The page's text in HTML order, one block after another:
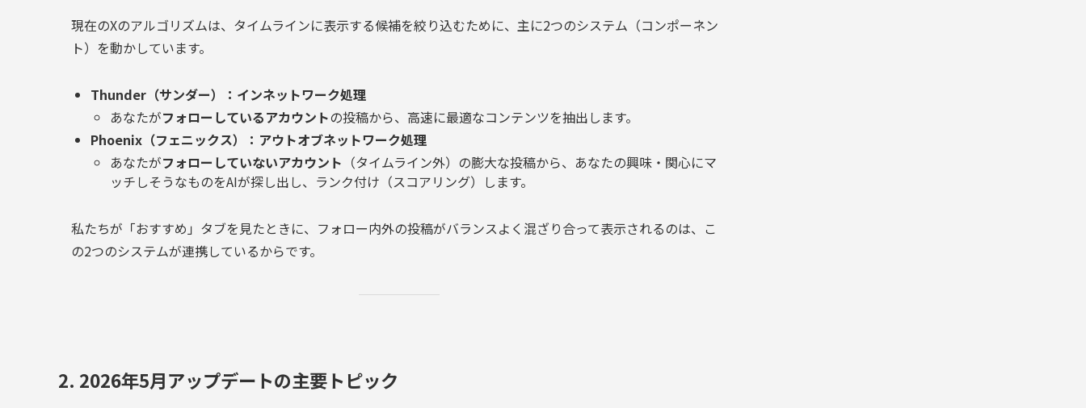
現在のXのアルゴリズムは、タイムラインに表示する候補を絞り込むために、主に2つのシステム（コンポーネン
ト）を動かしています。
Thunder（サンダー）：インネットワーク処理
あなたがフォローしているアカウントの投稿から、高速に最適なコンテンツを抽出します。
Phoenix（フェニックス）：アウトオブネットワーク処理
あなたがフォローしていないアカウント （タイムライン外）の膨大な投稿から、あなたの興味・関心にマ
ッチしそうなものをAIが探し出し、ランク付け（スコアリング）します。
私たちが「おすすめ」タブを見たときに、フォロー内外の投稿がバランスよく混ざり合って表示されるのは、こ
の2つのシステムが連携しているからです。
2. 2026年5月アップデートの主要トピック